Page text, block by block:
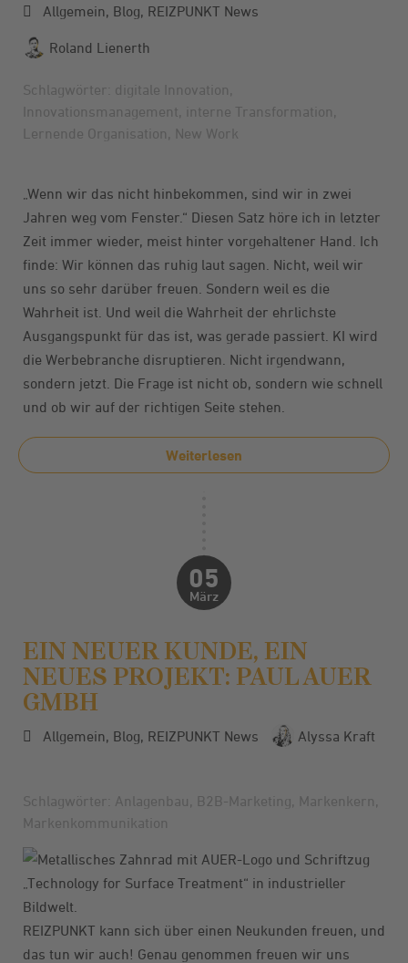
Allgemein Blog REIZPUNKT News
Roland Lienerth
Schlagwörter: digitale Innovation
Innovationsmanagement
interne Transformation
Lernende Organisation
New Work
„Wenn wir das nicht hinbekommen, sind wir in zwei
Jahren weg vom Fenster.“ Diesen Satz höre ich in letzter
Zeit immer wieder, meist hinter vorgehaltener Hand. Ich
finde: Wir können das ruhig laut sagen. Nicht, weil wir
uns so sehr darüber freuen. Sondern weil es die
Wahrheit ist. Und weil die Wahrheit der ehrlichste
Ausgangspunkt für das ist, was gerade passiert. KI wird
die Werbebranche disruptieren. Nicht irgendwann,
sondern jetzt. Die Frage ist nicht ob, sondern wie schnell
und ob wir auf der richtigen Seite stehen.
Weiterlesen
05
März
EIN NEUER KUNDE, EIN
NEUES PROJEKT: PAUL AUER
GMBH
Allgemein, Blog, REIZPUNKT News Alyssa Kraft
Schlagwörter: Anlagenbau B2B-Marketing Markenkern
Markenkommunikation
REIZPUNKT kann sich über einen Neukunden freuen, und
das tun wir auch! Genau genommen freuen wir uns